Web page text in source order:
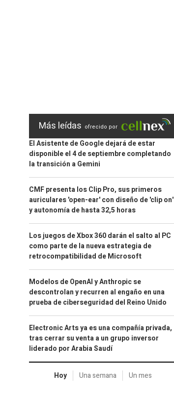
Más leídas ofrecido por
El Asistente de Google dejará de estar
disponible el 4 de septiembre completando
la transición a Gemini
CMF presenta los Clip Pro, sus primeros
auriculares 'open-ear' con diseño de 'clip on'
y autonomía de hasta 32,5 horas
Los juegos de Xbox 360 darán el salto al PC
como parte de la nueva estrategia de
retrocompatibilidad de Microsoft
Modelos de OpenAI y Anthropic se
descontrolan y recurren al engaño en una
prueba de ciberseguridad del Reino Unido
Electronic Arts ya es una compañía privada,
tras cerrar su venta a un grupo inversor
liderado por Arabia Saudí
Hoy Una semana Un mes